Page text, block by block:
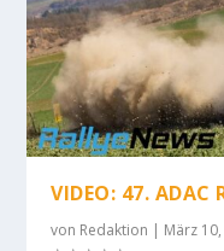
VIDEO: 47. ADAC
von Redaktion | März